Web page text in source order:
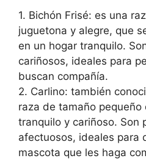
1. Bichón Frisé: es una
juguetona y alegre, que
en un hogar tranquilo.
cariñosos, ideales para
buscan compañía.
2. Carlino: también
raza de tamaño
tranquilo y cariñoso. Son
afectuosos, ideales para
mascota que les haga